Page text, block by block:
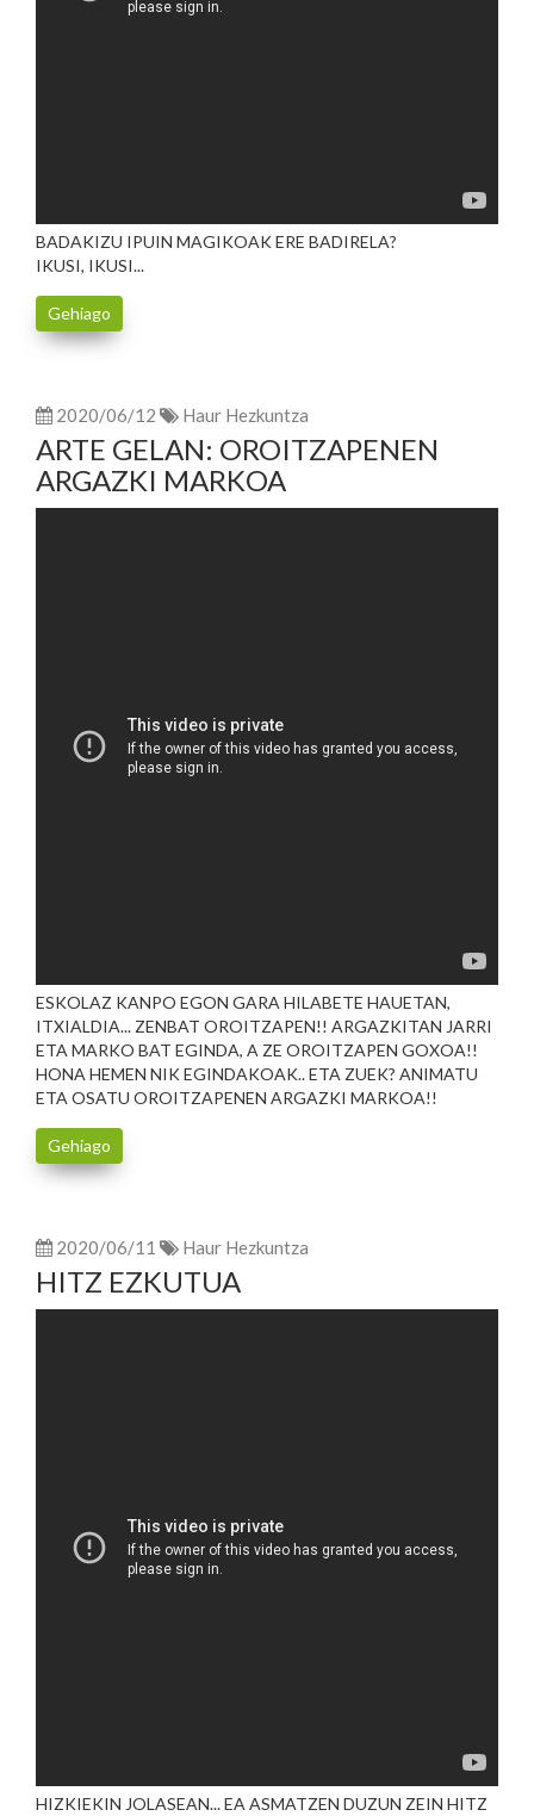
BADAKIZU IPUIN MAGIKOAK ERE BADIRELA?
IKUSI, IKUSI...
Gehiago
2020/06/12 Haur Hezkuntza
ARTE GELAN: OROITZAPENEN
ARGAZKI MARKOA
ESKOLAZ KANPO EGON GARA HILABETE HAUETAN,
ITXIALDIA... ZENBAT OROITZAPEN!! ARGAZKITAN JARRI
ETA MARKO BAT EGINDA, A ZE OROITZAPEN GOXOA!!
HONA HEMEN NIK EGINDAKOAK.. ETA ZUEK? ANIMATU
ETA OSATU OROITZAPENEN ARGAZKI MARKOA!!
Gehiago
2020/06/11 Haur Hezkuntza
HITZ EZKUTUA
HIZKIEKIN JOLASEAN... EA ASMATZEN DUZUN ZEIN HITZ